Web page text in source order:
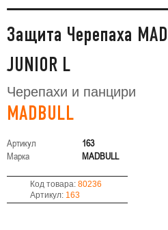
Защита Черепаха
JUNIOR L
Черепахи и панцири
MADBULL
Артикул
163
Марка
MADBULL
Код товара: 80236
Артикул: 163